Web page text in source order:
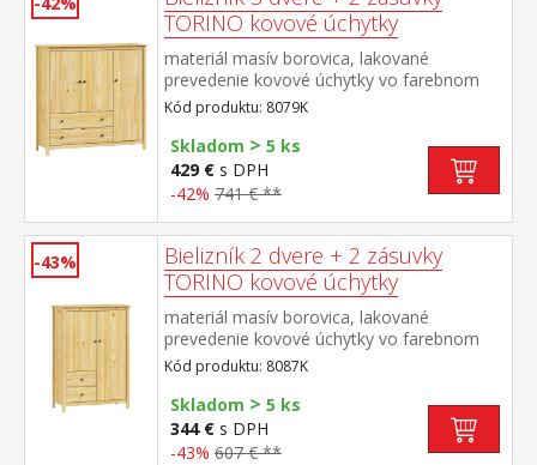
TORINO kovové úchytky
materiál masív borovica, lakované
prevedenie kovové úchytky vo farebnom
prevedení černená mosadz 3 dvierka a 2
zásuvky s kovovými pojazdmi
Kód produktu: 8079K
Skladom > 5 ks
429 € s DPH
-42% 741 € **
-43%
Bielizník 2 dvere + 2 zásuvky
TORINO kovové úchytky
materiál masív borovica, lakované
prevedenie kovové úchytky vo farebnom
prevedení černená mosadz 2 dvierka a 2
zásuvky s kovovými pojazdmi
Kód produktu: 8087K
Skladom > 5 ks
344 € s DPH
-43% 607 € **